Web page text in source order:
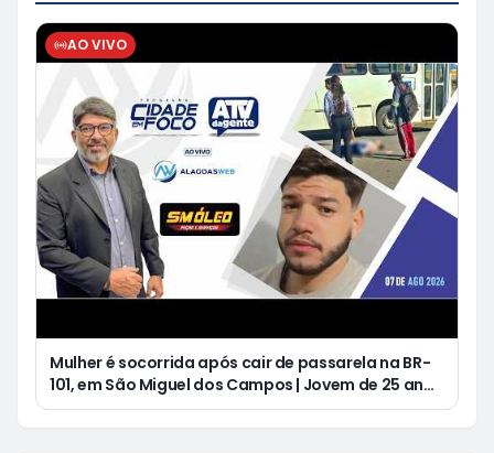
AO VIVO
Mulher é socorrida após cair de passarela na BR-
101, em São Miguel dos Campos | Jovem de 25 anos
morre após acidente de moto no Distrito